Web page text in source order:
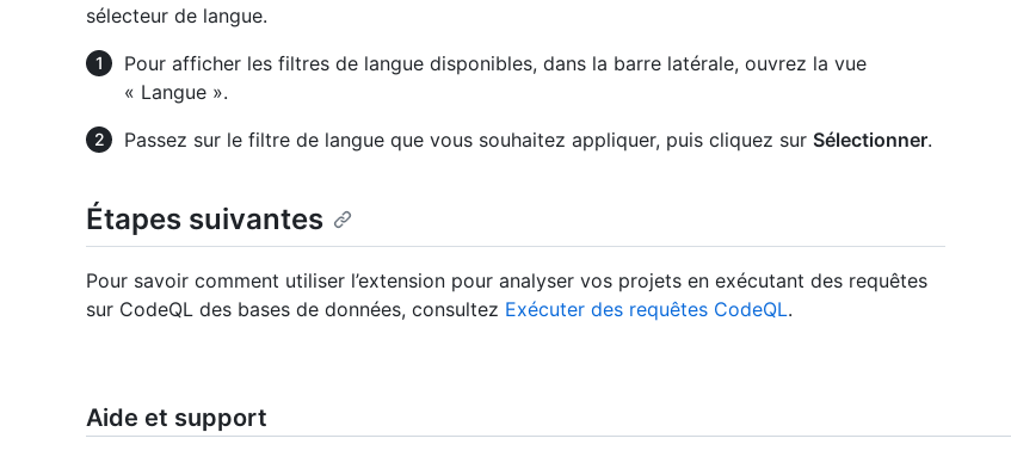
sélecteur de langue.
Pour afficher les filtres de langue disponibles, dans la barre latérale, ouvrez la vue
« Langue ».
Passez sur le filtre de langue que vous souhaitez appliquer, puis cliquez sur Sélectionner.
Étapes suivantes
Pour savoir comment utiliser l’extension pour analyser vos projets en exécutant des requêtes
sur CodeQL des bases de données, consultez Exécuter des requêtes CodeQL.
Aide et support